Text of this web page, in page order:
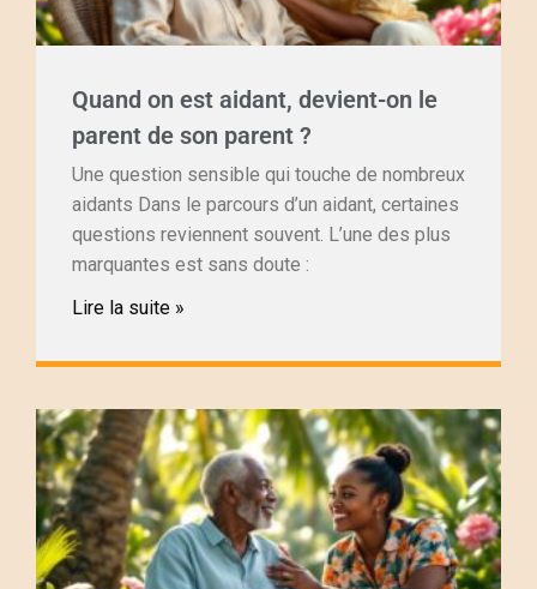
Quand on est aidant, devient-on le
parent de son parent ?
Une question sensible qui touche de nombreux
aidants Dans le parcours d’un aidant, certaines
questions reviennent souvent. L’une des plus
marquantes est sans doute :
Lire la suite »